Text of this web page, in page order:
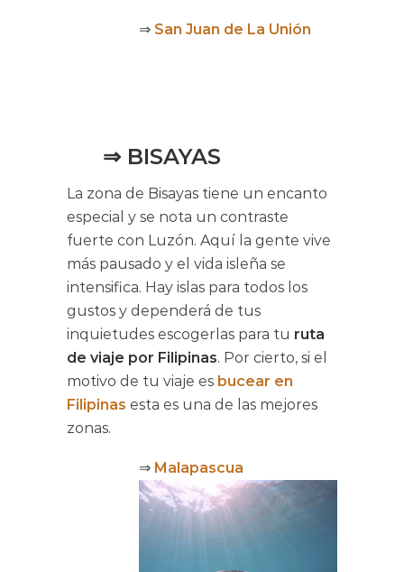
⇒ San Juan de La Unión
⇒ BISAYAS
La zona de Bisayas tiene un encanto
especial y se nota un contraste
fuerte con Luzón. Aquí la gente vive
más pausado y el vida isleña se
intensifica. Hay islas para todos los
gustos y dependerá de tus
inquietudes escogerlas para tu ruta
de viaje por Filipinas. Por cierto, si el
motivo de tu viaje es bucear en
Filipinas esta es una de las mejores
zonas.
⇒ Malapascua